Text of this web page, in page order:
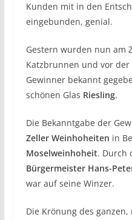
Kunden mit in den
eingebunden, genial.
Gestern wurden nun am
Katzbrunnen und vor der
Gewinner bekannt
schönen Glas Riesling.
Die Bekanntgabe der
Zeller Weinhoheiten in
Moselweinhoheit. Durch
Bürgermeister Hans-
war auf seine Winzer.
Die Krönung des